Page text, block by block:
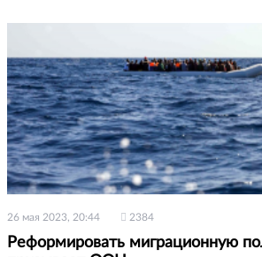
26 мая 2023, 20:44 2384
Реформировать миграционную